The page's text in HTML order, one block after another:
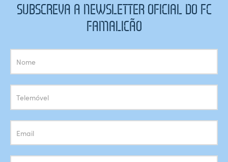
SUBSCREVA A NEWSLETTER OFICIAL DO FC
FAMALICÃO
Subscrição
Newsletter